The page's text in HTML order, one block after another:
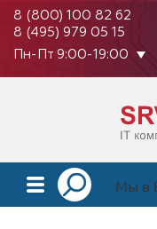
8 (800) 100 82 62
8 (495) 979 05 15
Пн-Пт 9:00-19:00
Мы в